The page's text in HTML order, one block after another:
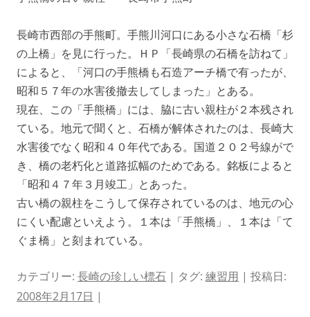
長崎市西部の手熊町。手熊川河口にある小さな石橋「杉
の上橋」を見に行った。ＨＰ「長崎県の石橋を訪ねて」
によると、「河口の手熊橋も石造アーチ橋で有ったが、
昭和５７年の水害後撤去してしまった」とある。
現在、この「手熊橋」には、脇に古い親柱が２本残され
ている。地元で聞くと、石橋が解体されたのは、長崎大
水害後でなく昭和４０年代である。国道２０２号線がで
き、橋の老朽化と道路拡幅のためである。銘板によると
「昭和４７年３月竣工」とあった。
古い橋の親柱をこうして保存されているのは、地元の心
にくい配慮といえよう。１本は「手熊橋」、１本は「て
ぐま橋」と刻まれている。
カテゴリー: 長崎の珍しい標石 | タグ: 練習用 | 投稿日:
2008年2月17日 |